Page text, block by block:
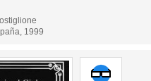
1999